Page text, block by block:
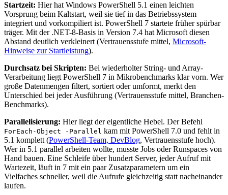
Startzeit: Hier hat Windows PowerShell 5.1 einen leichten
Vorsprung beim Kaltstart, weil sie tief in das Betriebssystem
integriert und vorkompiliert ist. PowerShell 7 startete früher spürbar
träger. Mit der .NET-8-Basis in Version 7.4 hat Microsoft diesen
Abstand deutlich verkleinert (Vertrauensstufe mittel, Microsoft-
Hinweise zur Startleistung).
Durchsatz bei Skripten: Bei wiederholter String- und Array-
Verarbeitung liegt PowerShell 7 in Mikrobenchmarks klar vorn. Wer
große Datenmengen filtert, sortiert oder umformt, merkt den
Unterschied bei jeder Ausführung (Vertrauensstufe mittel, Branchen-
Benchmarks).
Parallelisierung: Hier liegt der eigentliche Hebel. Der Befehl
ForEach-Object -Parallel kam mit PowerShell 7.0 und fehlt in
5.1 komplett (PowerShell-Team, DevBlog, Vertrauensstufe hoch).
Wer in 5.1 parallel arbeiten wollte, musste Jobs oder Runspaces von
Hand bauen. Eine Schleife über hundert Server, jeder Aufruf mit
Wartezeit, läuft in 7 mit ein paar Zusatzparametern um ein
Vielfaches schneller, weil die Aufrufe gleichzeitig statt nacheinander
laufen.